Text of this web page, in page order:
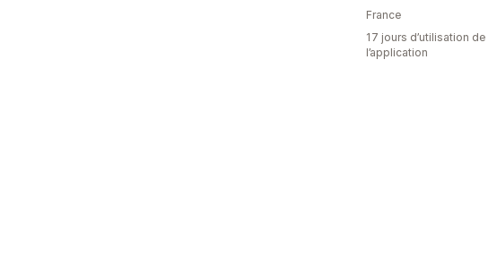
France
17 jours d’utilisation de
l’application